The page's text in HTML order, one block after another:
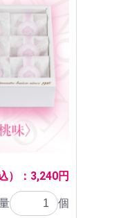
）：3,240円
個